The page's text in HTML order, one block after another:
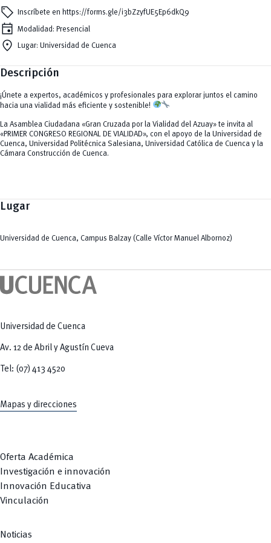
sell Inscríbete en https://forms.gle/i3bZzyfUE5Ep6dkQ9
event Modalidad: Presencial
location_on Lugar: Universidad de Cuenca
Descripción
¡Únete a expertos, académicos y profesionales para explorar juntos el camino
hacia una vialidad más eficiente y sostenible!
La Asamblea Ciudadana «Gran Cruzada por la Vialidad del Azuay» te invita al
«PRIMER CONGRESO REGIONAL DE VIALIDAD», con el apoyo de la Universidad de
Cuenca, Universidad Politécnica Salesiana, Universidad Católica de Cuenca y la
Cámara Construcción de Cuenca.
Lugar
Universidad de Cuenca, Campus Balzay (Calle Víctor Manuel Albornoz)
Universidad de Cuenca
Av. 12 de Abril y Agustín Cueva
Tel: (07) 413 4520
Mapas y direcciones
Oferta Académica
Investigación e innovación
Innovación Educativa
Vinculación
Noticias